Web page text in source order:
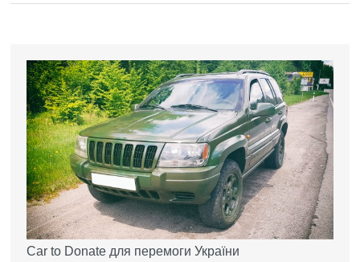
Car to Donate для перемоги України